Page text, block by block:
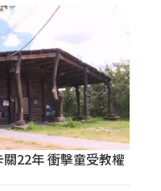
22年 衝擊童受教權